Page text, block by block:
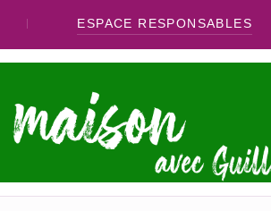
ESPACE RESPONSABLES